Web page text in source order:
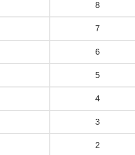
8
7
6
5
4
3
2